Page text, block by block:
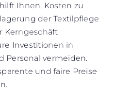
Ihnen, Kosten zu
der Textilpflege
Kerngeschäft
Investitionen in
Personal vermeiden.
und faire Preise